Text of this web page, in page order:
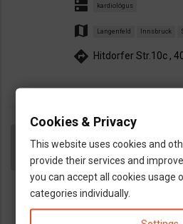
dns kardiológus
map Langenfeld Innsbruck
directions Hitdorfer Str.10c ,
Dr. Gellert Attila
dns kardiológus
map
directions Helios Klinikum
Cookies & Privacy
This website uses cookies and
provide their services and
you can accept all cookies usage
categories individually.